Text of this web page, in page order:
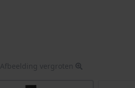
Afbeelding vergroten